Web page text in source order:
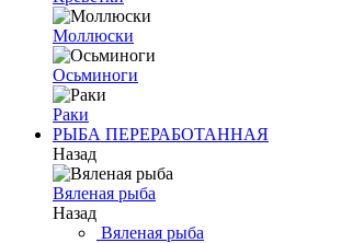
Моллюски
Осьминоги
Раки
РЫБА ПЕРЕРАБОТАННАЯ
Назад
Вяленая рыба
Назад
Вяленая рыба